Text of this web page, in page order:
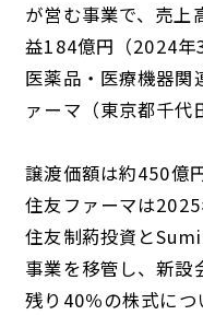
が営む事業で、売上
益184億円（2024年
医薬品・医療機器関
ァーマ（東京都千代
譲渡価額は約450億
住友ファーマは
住友制葯投資と
事業を移管し、新設
残り40％の株式に